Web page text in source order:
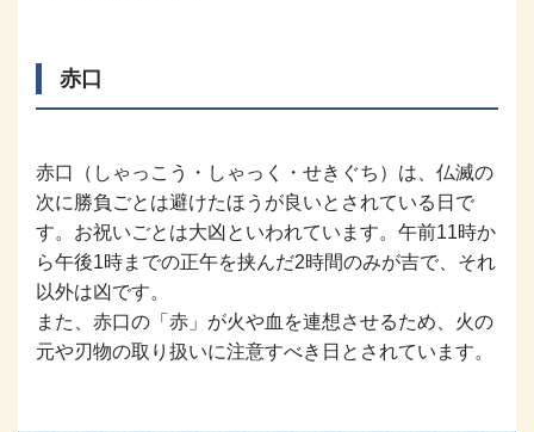
赤口
赤口（しゃっこう・しゃっく・せきぐち）は、仏滅の
次に勝負ごとは避けたほうが良いとされている日で
す。お祝いごとは大凶といわれています。午前11時か
ら午後1時までの正午を挟んだ2時間のみが吉で、それ
以外は凶です。
また、赤口の「赤」が火や血を連想させるため、火の
元や刃物の取り扱いに注意すべき日とされています。